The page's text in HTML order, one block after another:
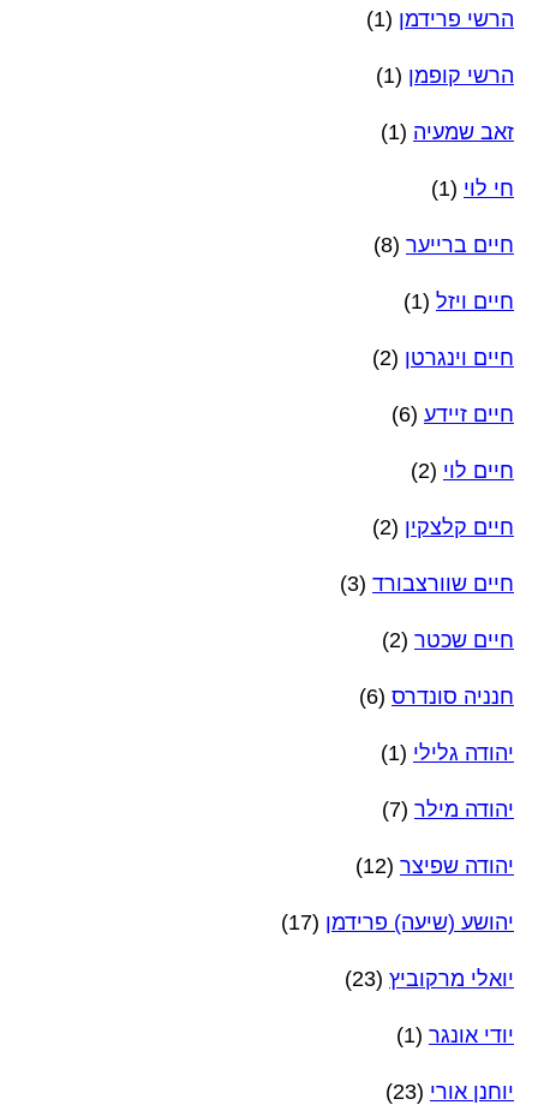
הרשי פרידמן (1)
הרשי קופמן (1)
זאב שמעיה (1)
חי לוי (1)
חיים ברייער (8)
חיים ויזל (1)
חיים וינגרטן (2)
חיים זיידע (6)
חיים לוי (2)
חיים קלצקין (2)
חיים שוורצבורד (3)
חיים שכטר (2)
חנניה סונדרס (6)
יהודה גלילי (1)
יהודה מילר (7)
יהודה שפיצר (12)
יהושע (שיעה) פרידמן (17)
יואלי מרקוביץ (23)
יודי אונגר (1)
יוחנן אורי (23)